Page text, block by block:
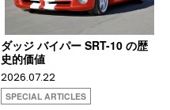
ダッジ バイパー SRT-10 の歴
史的価値
2026.07.22
SPECIAL ARTICLES